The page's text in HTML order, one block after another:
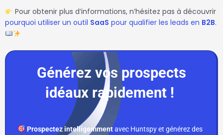
Pour obtenir plus d’informations, n’hésitez pas à découvrir
pourquoi utiliser un outil SaaS pour qualifier les leads en B2B.
Générez vos prospects
idéaux rapidement !
Prospectez intelligemmentavec Huntspy et générez des